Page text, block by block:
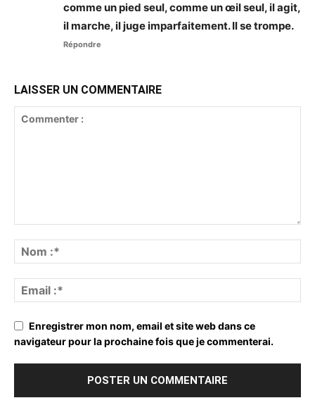
comme un pied seul, comme un œilseul, il agit,
il marche, il juge imparfaitement. Ilsetrompe.
Répondre
LAISSER UN COMMENTAIRE
Enregistrer mon nom, email et site web dans ce
navigateur pour la prochaine fois que je commenterai.